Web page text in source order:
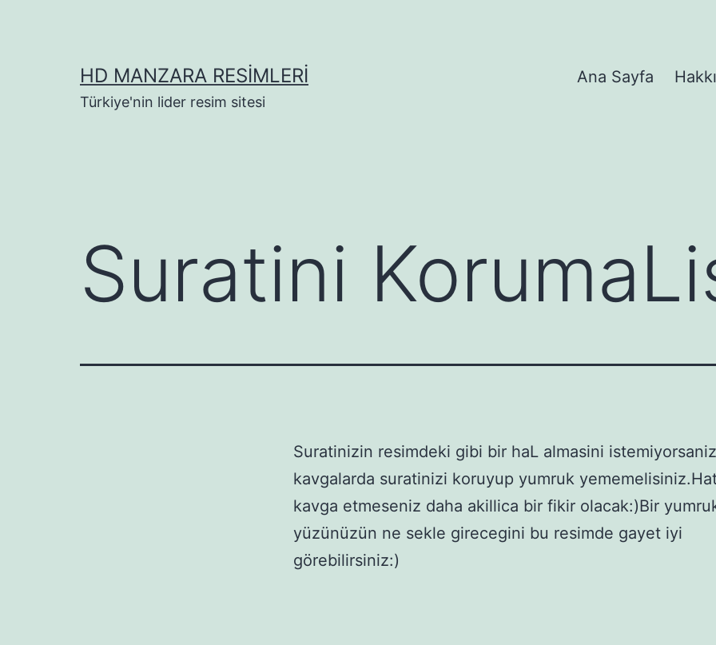
HD MANZARA RESIMLERI
Türkiye'nin lider resim sitesi
Ana Sayfa
Suratini
Suratinizin resimdeki gibi bir haL almasini istemiyorsaniz
kavgalarda suratinizi koruyup yumruk
kavga etmeseniz daha akillica bir fikir olacak:)Bir
yüzünüzün ne sekle girecegini bu resimde gayet iyi
görebilirsiniz:)